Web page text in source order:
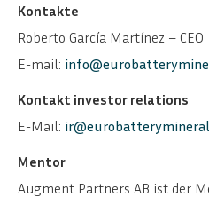
Kontakte
Roberto García Martínez – CEO
E-mail:
Kontakt investor relations
E-Mail:
Mentor
Augment Partners AB ist der